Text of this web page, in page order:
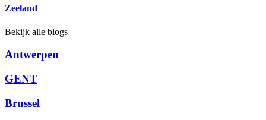
Zeeland
Bekijk alle blogs
Antwerpen
GENT
Brussel